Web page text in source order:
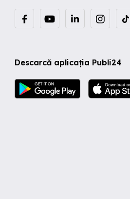
Descarcă aplicația Publi24